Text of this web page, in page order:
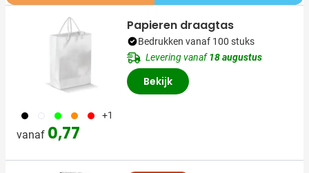
001 002 029 007 008 +1
vanaf 0,77
Papieren draagtas
Bedrukken vanaf 100 stuks
Levering vanaf18 augustus
Bekijk